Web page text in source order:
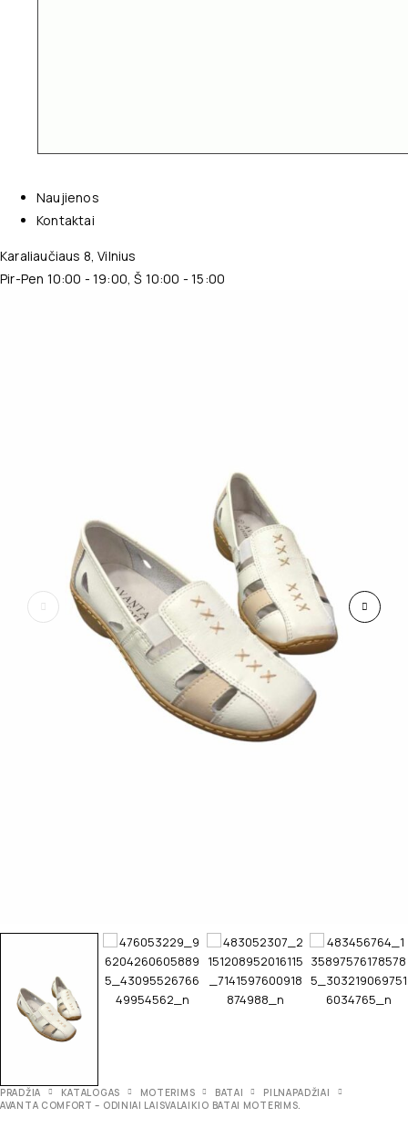
Naujienos
Kontaktai
Karaliaučiaus 8, Vilnius
Pir-Pen 10:00 - 19:00, Š 10:00 - 15:00
PRADŽIA KATALOGAS MOTERIMS BATAI
PILNAPADŽIAI
AVANTA COMFORT – ODINIAI LAISVALAIKIO BATAI MOTERIMS.